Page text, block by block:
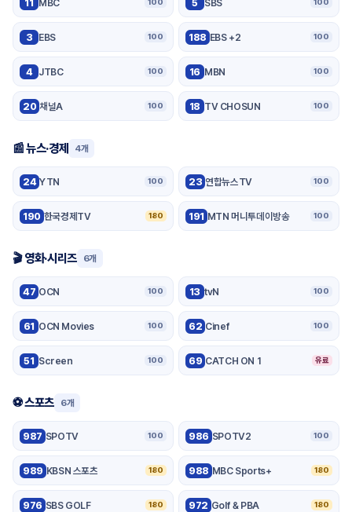
11 MBC 100 5 SBS 100
3 EBS 100 188 EBS +2 100
4 JTBC 100 16 MBN 100
20 채널A 100 18 TV CHOSUN 100
📰 뉴스·경제 4개
24 YTN 100 23 연합뉴스TV 100
190 한국경제TV 180 191 MTN 머니투데이방송 100
🎬 영화·시리즈 6개
47 OCN 100 13 tvN 100
61 OCN Movies 100 62 Cinef 100
51 Screen 100 69 CATCH ON 1 유료
⚽ 스포츠 6개
987 SPOTV 100 986 SPOTV2 100
989 KBSN 스포츠 180 988 MBC Sports+ 180
976 SBS GOLF 180 972 Golf & PBA 180